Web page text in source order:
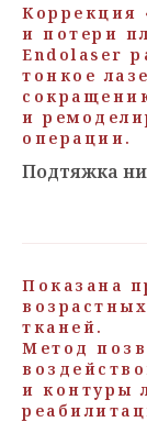
Коррекция
и потери
Endolaser
тонкое
и
операции.
Подтяжка
Показана
тканей.
Метод
и контуры